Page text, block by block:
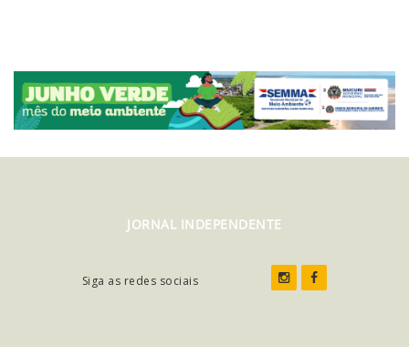
JORNAL INDEPENDENTE
Siga as redes sociais